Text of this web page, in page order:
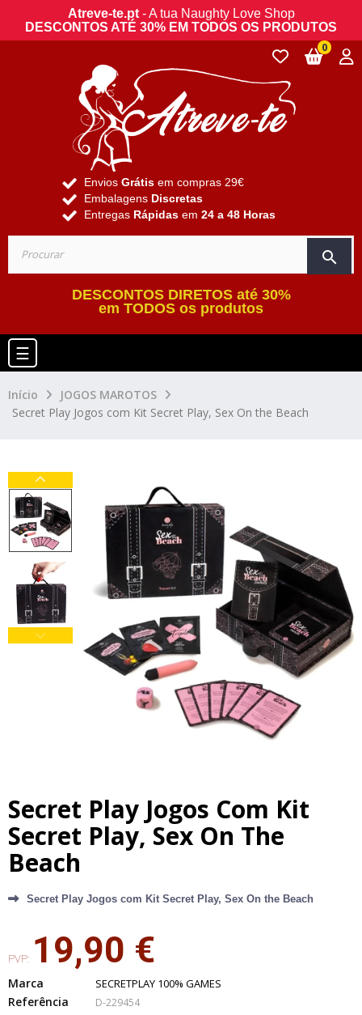
Atreve-te.pt- A tua Naughty Love Shop
DESCONTOS ATÉ 30% EM TODOS OS PRODUTOS
Envios Grátis em compras 29€
Embalagens Discretas
Entregas Rápidas em 24 a 48 Horas
search
0
DESCONTOS DIRETOS até 30%
em TODOS os produtos
Toggle navigation
☰
Início
JOGOS MAROTOS
Secret Play Jogos com Kit Secret Play, Sex On the Beach
Secret Play Jogos Com Kit
Secret Play, Sex On The
Beach
Secret Play Jogos com Kit Secret Play, Sex On the Beach
PVP: 19,90 €
Marca SECRETPLAY 100% GAMES
Referência D-229454